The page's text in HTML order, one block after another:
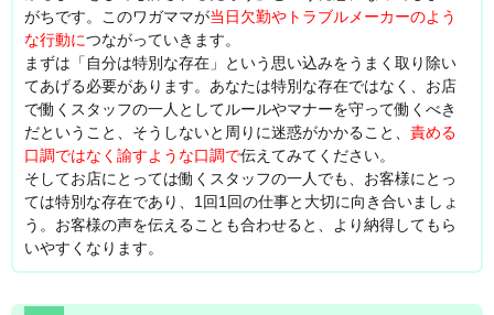
がちです。このワガママが当日欠勤やトラブルメーカーのよう
な行動につながっていきます。
まずは「自分は特別な存在」という思い込みをうまく取り除い
てあげる必要があります。あなたは特別な存在ではなく、お店
で働くスタッフの一人としてルールやマナーを守って働くべき
だということ、そうしないと周りに迷惑がかかること、 責める
口調ではなく諭すような口調で伝えてみてください。
そしてお店にとっては働くスタッフの一人でも、お客様にとっ
ては特別な存在であり、1回1回の仕事と大切に向き合いましょ
う。お客様の声を伝えることも合わせると、より納得してもら
いやすくなります。